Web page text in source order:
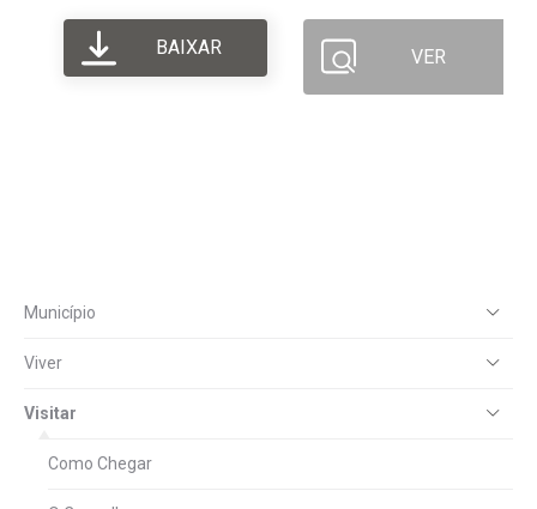
BAIXAR VER
Município
Viver
Visitar
Como Chegar